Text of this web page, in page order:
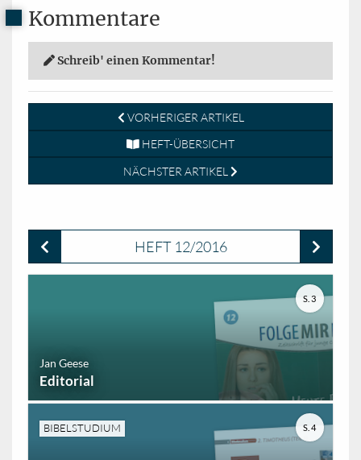
Kommentare
Schreib' einen Kommentar!
VORHERIGER ARTIKEL
HEFT-ÜBERSICHT
NÄCHSTER ARTIKEL
HEFT 12/2016
Jan Geese
Editorial
S. 3
BIBELSTUDIUM S. 4